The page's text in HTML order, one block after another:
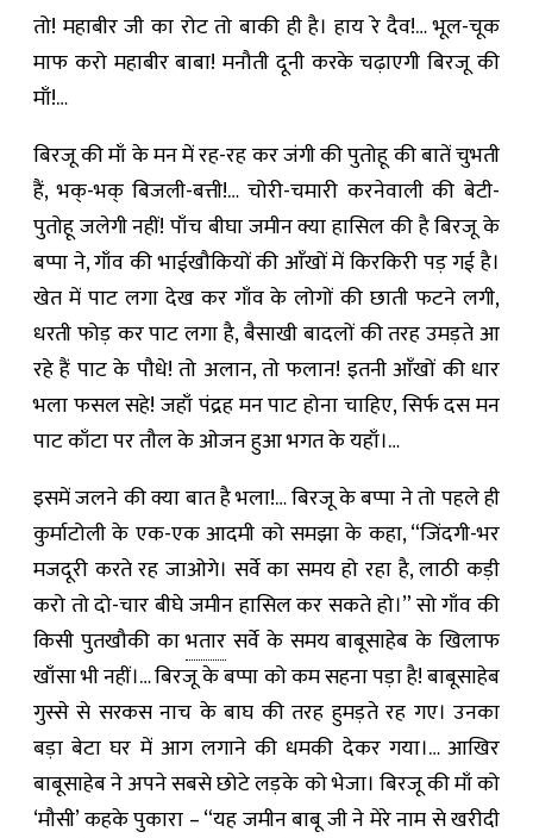
तो! महाबीर जी का रोट तो बाकी ही है। हाय रे दैव!… भूल-चूक
माफ करो महाबीर बाबा! मनौती दूनी करके चढ़ाएगी बिरजू की
माँ!…
बिरजू की माँ के मन में रह-रह कर जंगी की पुतोहू की बातें चुभती
हैं, भक्-भक् बिजली-बत्ती!… चोरी-चमारी करनेवाली की बेटी-
पुतोहू जलेगी नहीं! पाँच बीघा जमीन क्या हासिल की है बिरजू के
बप्पा ने, गाँव की भाईखौकियों की आँखों में किरकिरी पड़ गई है।
खेत में पाट लगा देख कर गाँव के लोगों की छाती फटने लगी,
धरती फोड़ कर पाट लगा है, बैसाखी बादलों की तरह उमड़ते आ
रहे हैं पाट के पौधे! तो अलान, तो फलान! इतनी आँखों की धार
भला फसल सहे! जहाँ पंद्रह मन पाट होना चाहिए, सिर्फ दस मन
पाट काँटा पर तौल के ओजन हुआ भगत के यहाँ।…
इसमें जलने की क्या बात है भला!… बिरजू के बप्पा ने तो पहले ही
कुर्माटोली के एक-एक आदमी को समझा के कहा, “जिंदगी-भर
मजदूरी करते रह जाओगे। सर्वे का समय हो रहा है, लाठी कड़ी
करो तो दो-चार बीघे जमीन हासिल कर सकते हो।” सो गाँव की
किसी पुतखौकी काभतार सर्वे के समय बाबूसाहेब के खिलाफ
खाँसा भी नहीं।… बिरजू के बप्पा को कम सहना पड़ा है! बाबूसाहेब
गुस्से से सरकस नाच के बाघ की तरह हुमड़ते रह गए। उनका
बड़ा बेटा घर में आग लगाने की धमकी देकर गया।… आखिर
बाबूसाहेब ने अपने सबसे छोटे लड़के को भेजा। बिरजू की माँ को
‘मौसी’ कहके पुकारा – “यह जमीन बाबू जी ने मेरे नाम से खरीदी